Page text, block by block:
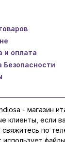
и оплата
Безопасности
- магазин
клиенты, если
свяжитесь по
использует